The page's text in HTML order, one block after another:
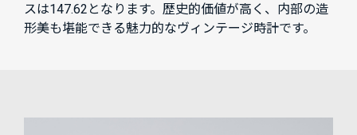
スは147.62となります。歴史的価値が高く、内部の造
形美も堪能できる魅力的なヴィンテージ時計です。